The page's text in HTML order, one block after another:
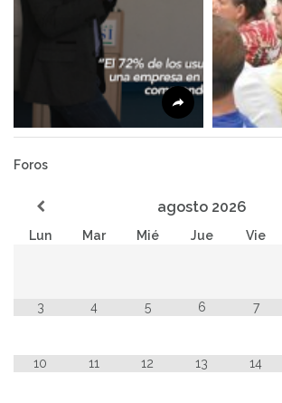
Foros
agosto 2026
Lun Mar Mié Jue Vie
3 4 5 6 7
10 11 12 13 14